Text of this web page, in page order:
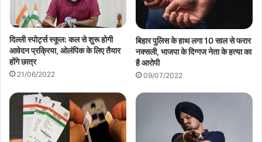
दिल्ली स्पोर्ट्स स्कूल: कल से शुरू होगी
आवेदन प्रक्रिया, ओलंपिक के लिए तैयार
होंगे छात्र
21/06/2022
बिहार पुलिस के हाथ लगा 10 साल से फरार
नक्सली, भाजपा के दिग्गज नेता के हत्या का
है आरोपी
09/07/2022